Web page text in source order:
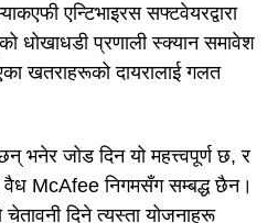
एन्टिभाइरस सफ्टवेयरद्वारा
धोखाधडी प्रणाली स्क्यान समावेश
खतराहरूको दायरालाई गलत
भनेर जोड दिन यो महत्त्वपूर्ण छ, र
वैध McAfee निगमसँग सम्बद्ध छैन।
दिने त्यस्ता योजनाहरू